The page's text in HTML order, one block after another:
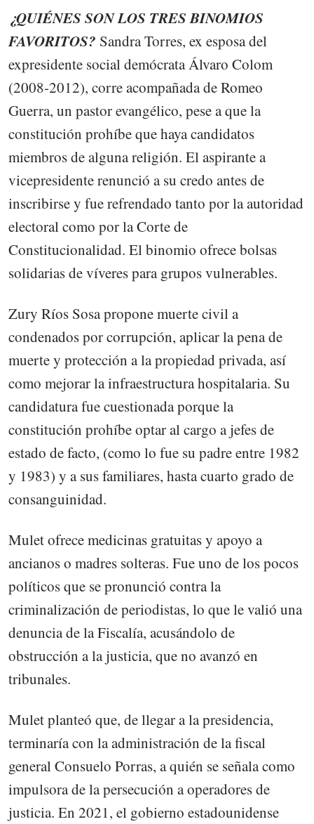
¿QUIÉNES SON LOS TRES BINOMIOS
FAVORITOS? Sandra Torres, ex esposa del
expresidente social demócrata Álvaro Colom
(2008-2012), corre acompañada de Romeo
Guerra, un pastor evangélico, pese a que la
constitución prohíbe que haya candidatos
miembros de alguna religión. El aspirante a
vicepresidente renunció a su credo antes de
inscribirse y fue refrendado tanto por la autoridad
electoral como por la Corte de
Constitucionalidad. El binomio ofrece bolsas
solidarias de víveres para grupos vulnerables.
Zury Ríos Sosa propone muerte civil a
condenados por corrupción, aplicar la pena de
muerte y protección a la propiedad privada, así
como mejorar la infraestructura hospitalaria. Su
candidatura fue cuestionada porque la
constitución prohíbe optar al cargo a jefes de
estado de facto, (como lo fue su padre entre 1982
y 1983) y a sus familiares, hasta cuarto grado de
consanguinidad.
Mulet ofrece medicinas gratuitas y apoyo a
ancianos o madres solteras. Fue uno de los pocos
políticos que se pronunció contra la
criminalización de periodistas, lo que le valió una
denuncia de la Fiscalía, acusándolo de
obstrucción a la justicia, que no avanzó en
tribunales.
Mulet planteó que, de llegar a la presidencia,
terminaría con la administración de la fiscal
general Consuelo Porras, a quién se señala como
impulsora de la persecución a operadores de
justicia. En 2021, el gobierno estadounidense